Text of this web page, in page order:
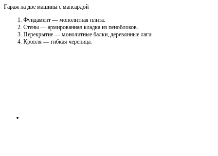
Гараж на две машины с мансардой
Фундамент — монолитная плита.
Стены — армированная кладка из пеноблоков.
Перекрытие — монолитные балки, деревянные лаги.
Кровля — гибкая черепица.